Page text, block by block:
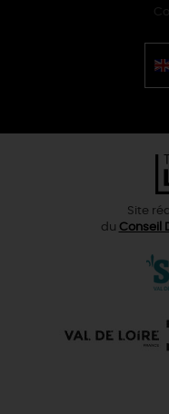
Site
du Conseil